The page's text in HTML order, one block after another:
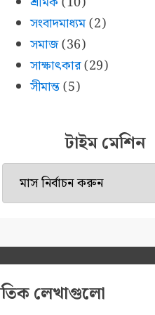
সংবাদমাধ্যম(2)
সমাজ(36)
সাক্ষাৎকার(29)
সীমান্ত(5)
টাইম মেশিন
টাইম
মেশিন
লেখাগুলো